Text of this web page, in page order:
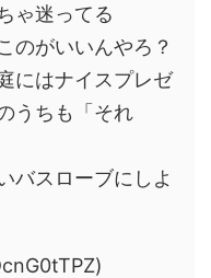
ゃ迷ってる
のがいいんやろ？
にはナイスプレゼ
うちも「それ
バスローブにしよ